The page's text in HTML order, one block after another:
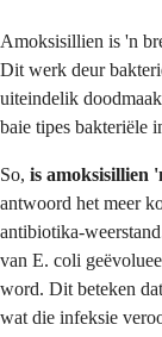
Amoksisillien is 'n
Dit werk deur
uiteindelik
baie tipes bakteriële
So, is amoksisillien
antwoord het meer
antibiotika-
van E. coli
word. Dit beteken
wat die infeksie